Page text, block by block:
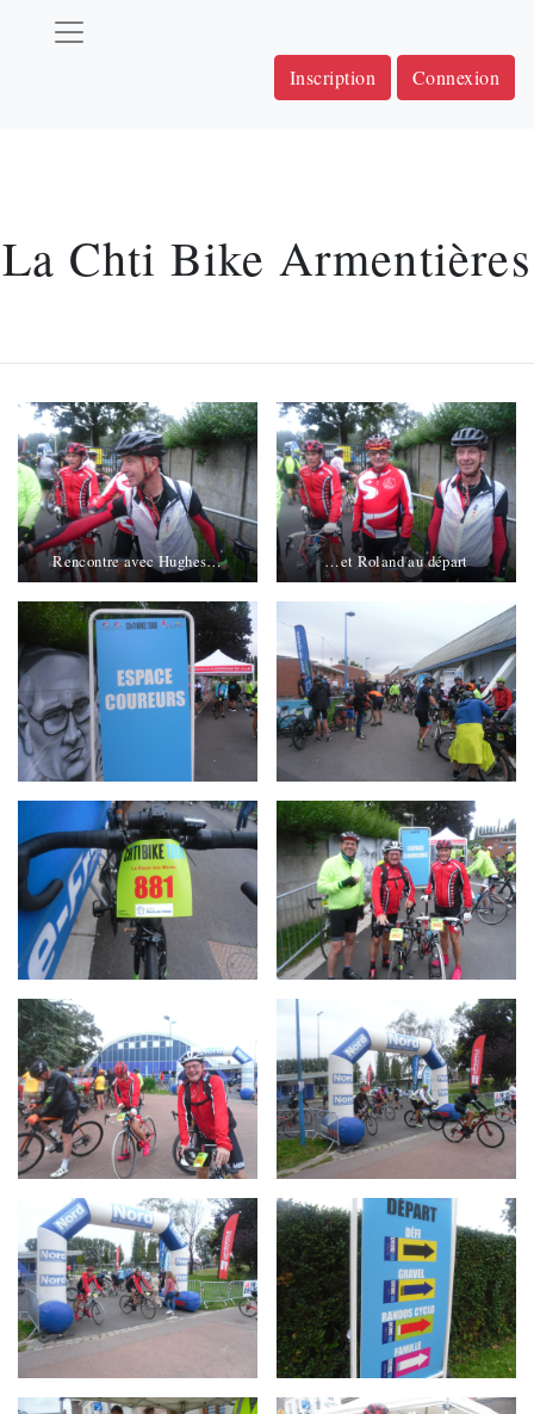
Inscription Connexion
La Chti Bike Armentières
Rencontre avec Hughes… …et Roland au départ